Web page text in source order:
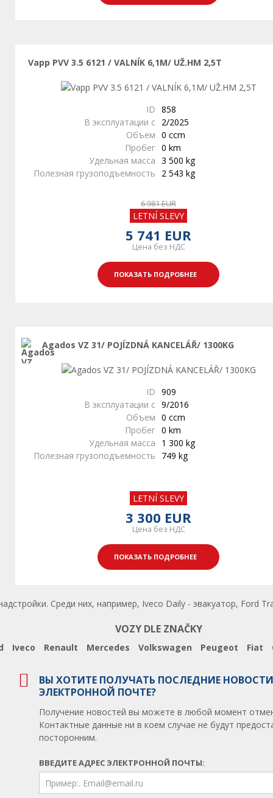
Vapp PVV 3.5 6121 / VALNÍK 6,1M/ UŽ.HM 2,5T
ID 858
В эксплуатации с 2/2025
Объем 0 ccm
Пробег 0 km
Удельная масса 3 500 kg
Полезная грузоподъемность
2 543 kg
6 981 EUR
LETNÍ SLEVY
5 741 EUR
Цена без НДС
ПОКАЗАТЬ ПОДРОБНЕЕ
Agados VZ 31/ POJÍZDNÁ KANCELÁŘ/ 1300KG
ID 909
В эксплуатации с 9/2016
Объем 0 ccm
Пробег 0 km
Удельная масса
1 300 kg
Полезная грузоподъемность
749 kg
LETNÍ SLEVY
3 300 EUR
Цена без НДС
ПОКАЗАТЬ ПОДРОБНЕЕ
Среди них, например, Iveco Daily - эвакуатор,
VOZY DLE ZNAČKY
Iveco Renault Mercedes Volkswagen Peugeot Fiat
ВЫ ХОТИТЕ ПОЛУЧАТЬ ПОСЛЕДНИЕ
ЭЛЕКТРОННОЙ ПОЧТЕ?
Получение новостей вы можете в любой момент
Контактные данные ни в коем случае не будут
посторонним.
ВВЕДИТЕ АДРЕС ЭЛЕКТРОННОЙ ПОЧТЫ: